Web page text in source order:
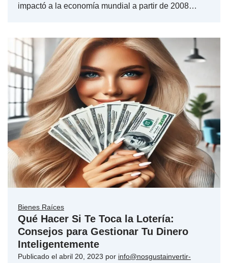
impactó a la economía mundial a partir de 2008…
Bienes Raíces
Qué Hacer Si Te Toca la Lotería:
Consejos para Gestionar Tu Dinero
Inteligentemente
Publicado el abril 20, 2023 por info@nosgustainvertir-